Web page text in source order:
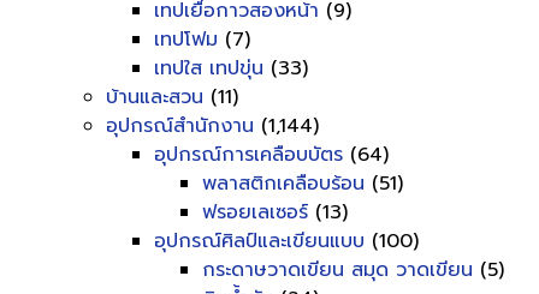
เทปเยื่อกาวสองหน้า (9)
เทปโฟม (7)
เทปใส เทปขุ่น (33)
บ้านและสวน (11)
อุปกรณ์สำนักงาน (1,144)
อุปกรณ์การเคลือบบัตร (64)
พลาสติกเคลือบร้อน (51)
ฟรอยเลเซอร์ (13)
อุปกรณ์ศิลป์และเขียนแบบ (100)
กระดาษวาดเขียน สมุด วาดเขียน (5)